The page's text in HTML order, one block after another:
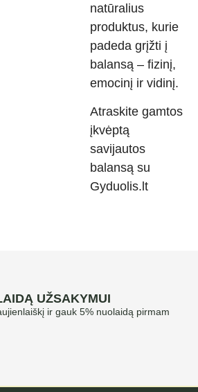
natūralius
produktus, kurie
padeda grįžti į
balansą – fizinį,
emocinį ir vidinį.
Atraskite gamtos
įkvėptą
savijautos
balansą su
Gyduolis.lt
UŽSAKYMUI
ir gauk 5% nuolaidą pirmam